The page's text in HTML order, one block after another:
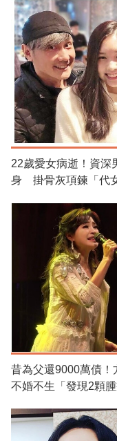
22歲愛女病逝！資深
身 掛骨灰項鍊「代
昔為父還9000萬債
不婚不生「發現2顆